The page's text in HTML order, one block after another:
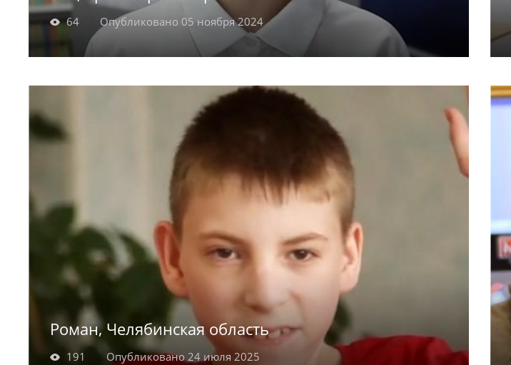
64 Опубликовано 05 ноября 2024
семье!). Улыбчивая, любознательная, энергичная Зоя старательно
учится в школе, любит читать, охотно занимается спортом,
мечтает прыгнуть с парашютом.
Роман, Челябинская область
191 Опубликовано 24 июля 2025